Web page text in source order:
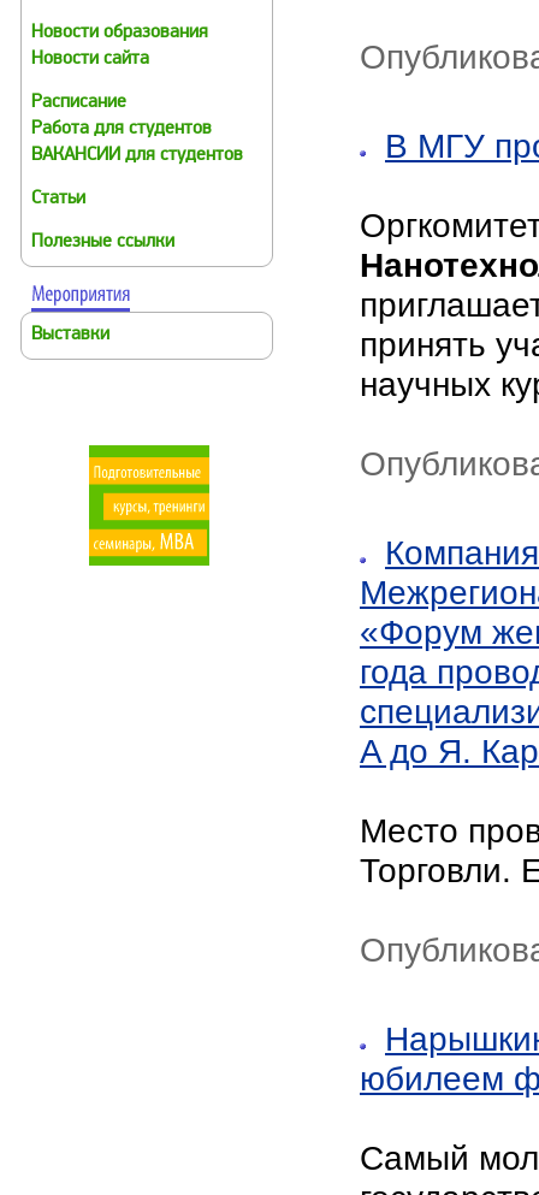
Новости образования
Новости сайта
Расписание
Работа для студентов
ВАКАНСИИ для студентов
Статьи
Полезные ссылки
Выставки
В МГУ
принять
научных
«Форум
года
A до Я.
Место
Торговли.
юбилеем
Самый